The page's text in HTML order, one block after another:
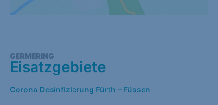
GERMERING
Eisatzgebiete
Corona Desinfizierung Fürth – Füssen